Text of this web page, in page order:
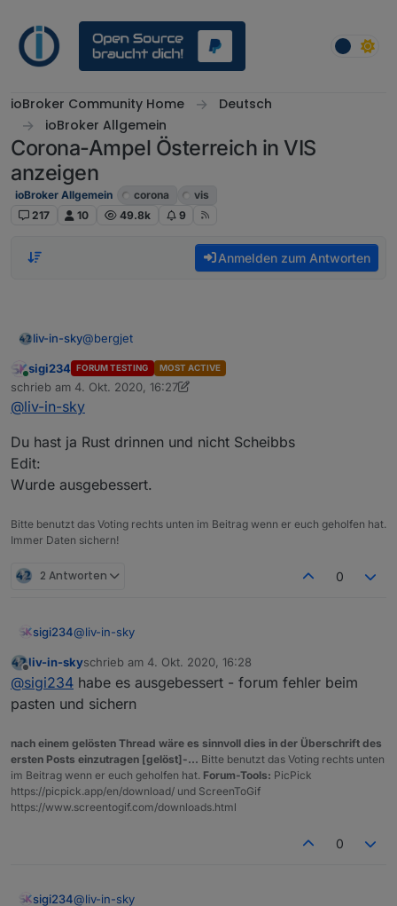
ioBroker Community Home
Deutsch
ioBroker Allgemein
Corona-Ampel Österreich in VIS
anzeigen
ioBroker Allgemein corona
vis
217
10 49.8k 9
Anmelden zum Antworten
liv-in-sky@bergjet
bei mir nicht
refresh mal den browser
Online
sigi234 FORUM TESTING MOST ACTIVE
schrieb am 4. Okt. 2020, 16:27
zuletzt editiert von sigi23410. Apr. 2020, 18:29
@liv-in-sky
Du hast ja Rust drinnen und nicht Scheibbs
Edit:
Wurde ausgebessert.
Bitte benutzt das Voting rechts unten im Beitrag wenn er euch geholfen hat.
Immer Daten sichern!
2 Antworten 0
sigi234@liv-in-sky
Du hast ja Rust drinnen und nicht Scheibbs
Edit:
Wurde ausgebessert.
Offline
liv-in-skyschrieb am 4. Okt. 2020, 16:28
zuletzt editiert von
@sigi234 habe es ausgebessert - forum fehler beim
pasten und sichern
nach einem gelösten Thread wäre es sinnvoll dies in der Überschrift des
ersten Posts einzutragen [gelöst]-... Bitte benutzt das Voting rechts unten
im Beitrag wenn er euch geholfen hat. Forum-Tools: PicPick
https://picpick.app/en/download/ und ScreenToGif
https://www.screentogif.com/downloads.html
0
sigi234@liv-in-sky